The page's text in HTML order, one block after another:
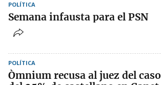
POLÍTICA
Semana infausta para el PSN
POLÍTICA
Òmnium recusa al juez del caso